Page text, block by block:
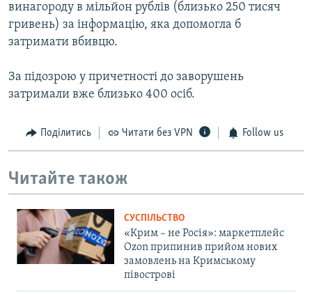
винагороду в мільйон рублів (близько 250 тисяч
гривень) за інформацію, яка допомогла б
затримати вбивцю.
За підозрою у причетності до заворушень
затримали вже близько 400 осіб.
Поділитись Читати без VPN Follow us
Читайте також
СУСПІЛЬСТВО
«Крим – не Росія»: маркетплейс
Ozon припинив прийом нових
замовлень на Кримському
півострові